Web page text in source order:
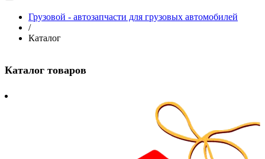
Грузовой - автозапчасти для грузовых автомобилей
/
Каталог
Каталог товаров